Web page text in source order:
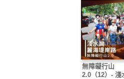
無障礙行山
2.0（12）- 淺